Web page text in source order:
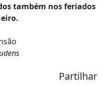
também nos feriados
Partilhar